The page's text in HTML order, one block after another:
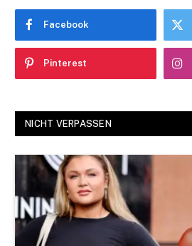
Facebook
Pinterest
NICHT VERPASSEN